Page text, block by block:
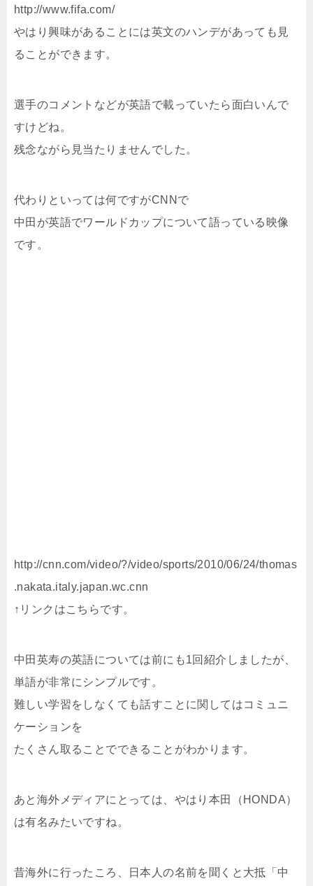
http://www.fifa.com/
やはり興味があることには英文のハンデがあっても見
ることができます。
選手のコメントなどが英語で載っていたら面白いんで
すけどね。
残念ながら見当たりませんでした。
代わりといっては何ですがCNNで
中田が英語でワールドカップについて語っている映像
です。
http://cnn.com/video/?/video/sports/2010/06/24/thomas
.nakata.italy.japan.wc.cnn
↑リンクはこちらです。
中田英寿の英語については前にも1回紹介しましたが、
単語が非常にシンプルです。
難しい学習をしなくても話すことに関してはコミュニ
ケーションを
たくさん取ることでできることがわかります。
あと海外メディアにとっては、やはり本田（HONDA）
は有名みたいですね。
昔海外に行ったころ、日本人の名前を聞くと大抵「中